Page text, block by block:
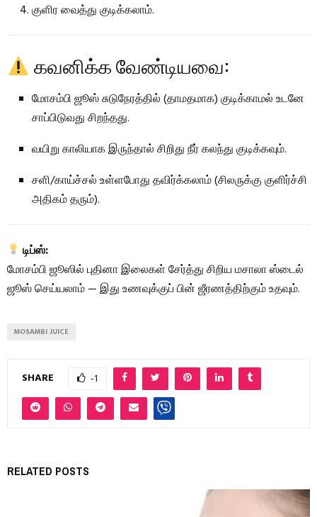
குளிர வைத்து குடிக்கலாம்.
கவனிக்க வேண்டியவை:
மோசம்பி ஜூஸ் சுடுநேரத்தில் (தாமதமாக) குடிக்காமல் உடனே
சாப்பிடுவது சிறந்தது.
வயிறு காலியாக இருந்தால் சிறிது நீர் கலந்து குடிக்கவும்.
சளி/காய்ச்சல் உள்ளபோது தவிர்க்கலாம் (சிலருக்கு குளிர்ச்சி
அதிகம் தரும்).
டிப்ஸ்:
மோசம்பி ஜூஸில் புதினா இலைகள் சேர்த்து சிறிய மசாலா ஸ்டைல்
ஜூஸ் செய்யலாம் — இது உணவுக்குப் பின் ஜீரணத்திற்கும் உதவும்.
MOSAMBI JUICE
SHARE -1
RELATED POSTS